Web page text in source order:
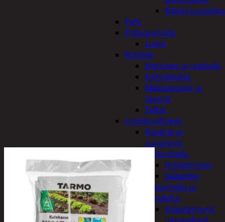
Pelit
Polkupyöräily
Lukot
Retkeily
Keittimet ja ruokailu
Kylmälaukut
Makuupussit ja
alustat
Teltat
Urheiluvälineet
Kypärät ja
suojaimet
Talviurheilu
Hiihtäminen
Jääkiekko
Vesiurheilu ja
uimalelut
Kylpytynnyrit,